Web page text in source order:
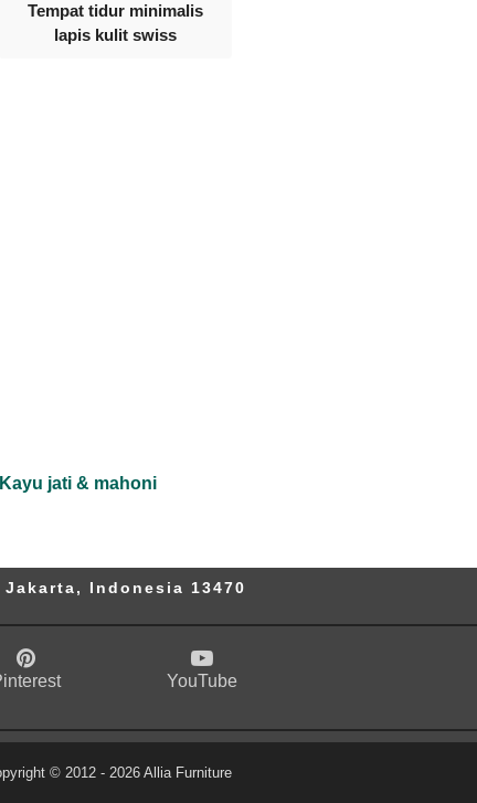
Tempat tidur minimalis
lapis kulit swiss
jati & mahoni
Indonesia 13470
YouTube
© 2012 - 2026 Allia Furniture